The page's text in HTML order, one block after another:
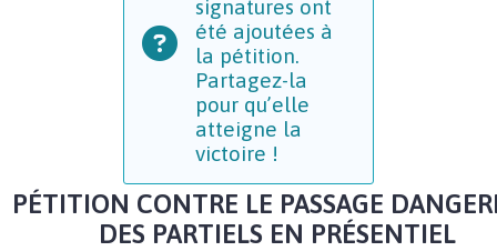
signatures ont
été ajoutées à
la pétition.
Partagez-la
pour qu’elle
atteigne la
victoire !
PÉTITION CONTRE LE PASSAGE
DES PARTIELS EN PRÉSENTIEL